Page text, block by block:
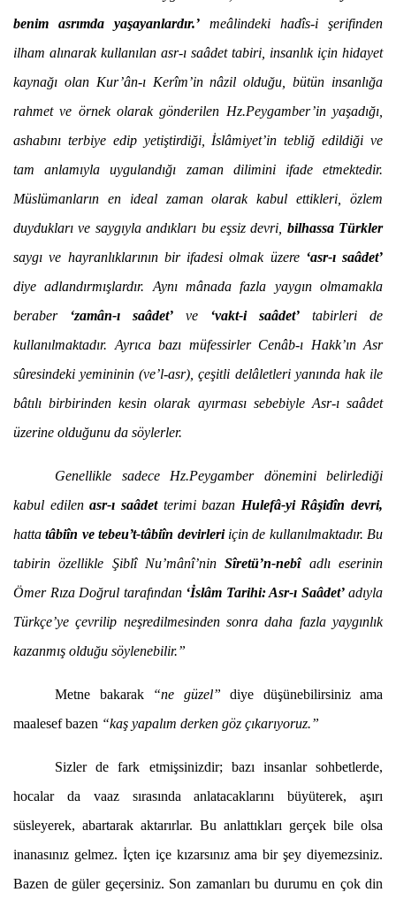
benim asrımda yaşayanlardır.’ meâlindeki hadîs-i şerifinden
ilham alınarak kullanılan asr-ı saâdet tabiri, insanlık için hidayet
kaynağı olan Kur’ân-ı Kerîm’in nâzil olduğu, bütün insanlığa
rahmet ve örnek olarak gönderilen Hz.Peygamber’in yaşadığı,
ashabını terbiye edip yetiştirdiği, İslâmiyet’in tebliğ edildiği ve
tam anlamıyla uygulandığı zaman dilimini ifade etmektedir.
Müslümanların en ideal zaman olarak kabul ettikleri, özlem
duydukları ve saygıyla andıkları bu eşsiz devri, bilhassa Türkler
saygı ve hayranlıklarının bir ifadesi olmak üzere ‘asr-ı saâdet’
diye adlandırmışlardır. Aynı mânada fazla yaygın olmamakla
beraber ‘zamân-ı saâdet’ ve ‘vakt-i saâdet’ tabirleri de
kullanılmaktadır. Ayrıca bazı müfessirler Cenâb-ı Hakk’ın Asr
sûresindeki yemininin (ve’l-asr), çeşitli delâletleri yanında hak ile
bâtılı birbirinden kesin olarak ayırması sebebiyle Asr-ı saâdet
üzerine olduğunu da söylerler.
Genellikle sadece Hz.Peygamber dönemini belirlediği
kabul edilenasr-ı saâdetterimi bazan Hulefâ-yi Râşidîn devri,
hattatâbiîn ve tebeu’t-tâbiîn devirleriiçin de kullanılmaktadır. Bu
tabirin özellikle Şiblî Nu’mânî’ninSîretü’n-nebîadlı eserinin
Ömer Rıza Doğrul tarafından ‘İslâm Tarihi: Asr-ı Saâdet’adıyla
Türkçe’ye çevrilip neşredilmesinden sonra daha fazla yaygınlık
kazanmış olduğu söylenebilir.”
Metne bakarak “ne güzel” diye düşünebilirsiniz ama
maalesef bazen “kaş yapalım derken göz çıkarıyoruz.”
Sizler de fark etmişsinizdir; bazı insanlar sohbetlerde,
hocalar da vaaz sırasında anlatacaklarını büyüterek, aşırı
süsleyerek, abartarak aktarırlar. Bu anlattıkları gerçek bile olsa
inanasınız gelmez. İçten içe kızarsınız ama bir şey diyemezsiniz.
Bazen de güler geçersiniz. Son zamanları bu durumu en çok din